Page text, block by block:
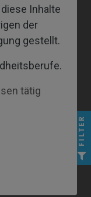
Inhalte
der
gestellt.
tätig
FILTER